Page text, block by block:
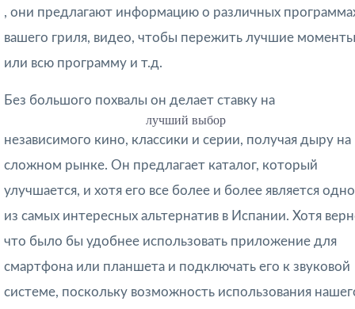
, они предлагают информацию о различных
вашего гриля, видео, чтобы пережить лучшие моменты
или всю программу и т.д.
Без большого похвалы он делает ставку на
лучший выбор
независимого кино, классики и серии, получая дыру на
сложном рынке. Он предлагает каталог, который
улучшается, и хотя его все более и более является
из самых интересных альтернатив в Испании. Хотя
что было бы удобнее использовать приложение для
смартфона или планшета и подключать его к звуковой
системе, поскольку возможность использования